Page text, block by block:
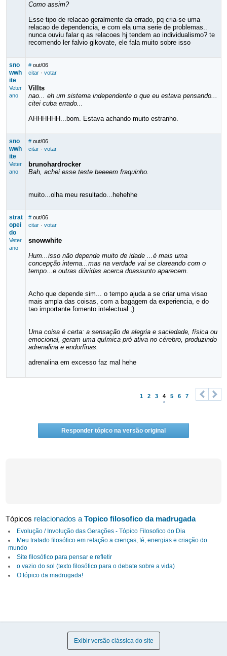
Como assim?
Esse tipo de relacao geralmente da errado, pq cria-se uma
relacao de dependencia, e com ela uma serie de problemas..
nunca ouviu falar q as relacoes hj tendem ao individualismo? te
recomendo ler falvio gikovate, ele fala muito sobre isso
sno
wwh
ite
Veter
ano
# out/06
citar· votar
Villts
nao... eh um sistema independente o que eu estava pensando...
citei cuba errado...
AHHHHHH...bom. Estava achando muito estranho.
sno
wwh
ite
Veter
ano
# out/06
citar· votar
brunohardrocker
Bah, achei esse teste beeeem fraquinho.
muito...olha meu resultado...hehehhe
strat
opei
do
Veter
ano
# out/06
citar· votar
snowwhite
Hum...isso não depende muito de idade ...é mais uma
concepção interna...mas na verdade vai se clareando com o
tempo...e outras dúvidas acerca doassunto aparecem.
Acho que depende sim... o tempo ajuda a se criar uma visao
mais ampla das coisas, com a bagagem da experiencia, e do
tao importante fomento intelectual ;)
Uma coisa é certa: a sensação de alegria e saciedade, física ou
emocional, geram uma química pró ativa no cérebro, produzindo
adrenalina e endorfinas.
adrenalina em excesso faz mal hehe
1 2 3 4 5 6 7
< >
Responder tópico na versão original
Tópicos relacionados aTopico filosofico da madrugada
Evolução / Involução das Gerações - Tópico Filosofico do Dia
Meu tratado filosófico em relação a crenças, fé, energias e criação do
mundo
Site filosófico para pensar e refletir
o vazio do sol (texto filosófico para o debate sobre a vida)
O tópico da madrugada!
Exibir versão clássica do site